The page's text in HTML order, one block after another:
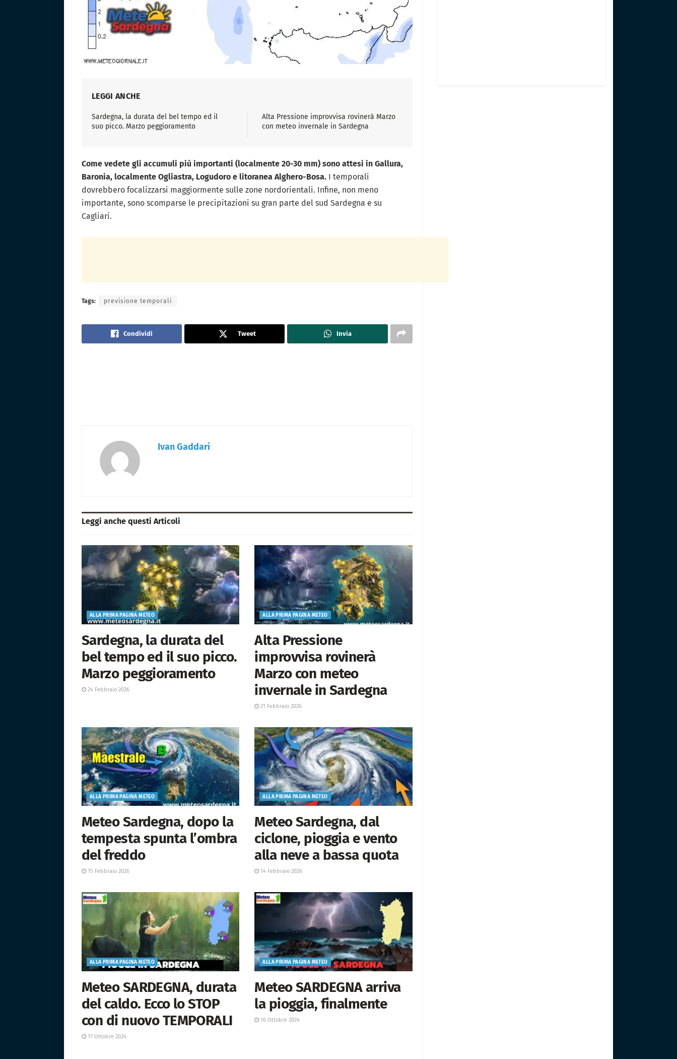
LEGGI ANCHE
Sardegna, la durata del bel tempo ed il
suo picco. Marzo peggioramento
Alta Pressione improvvisa rovinerà Marzo
con meteo invernale in Sardegna
Come vedete gli accumuli più importanti (localmente 20-30 mm) sono attesi in Gallura,
Baronia, localmente Ogliastra, Logudoro e litoranea Alghero-Bosa. I temporali
dovrebbero focalizzarsi maggiormente sulle zone nordorientali. Infine, non meno
importante, sono scomparse le precipitazioni su gran parte del sud Sardegna e su
Cagliari.
Tags: previsione temporali
Condividi Tweet Invia
Ivan Gaddari
Leggi anche questi Articoli
ALLA PRIMA PAGINA METEO
Sardegna, la durata del
bel tempo ed il suo picco.
Marzo peggioramento
24 Febbraio 2026
ALLA PRIMA PAGINA METEO
Alta Pressione
improvvisa rovinerà
Marzo con meteo
invernale in Sardegna
21 Febbraio 2026
ALLA PRIMA PAGINA METEO
Meteo Sardegna, dopo la
tempesta spunta l’ombra
del freddo
15 Febbraio 2026
ALLA PRIMA PAGINA METEO
Meteo Sardegna, dal
ciclone, pioggia e vento
alla neve a bassa quota
14 Febbraio 2026
ALLA PRIMA PAGINA METEO
Meteo SARDEGNA, durata
del caldo. Ecco lo STOP
con di nuovo TEMPORALI
17 Ottobre 2024
ALLA PRIMA PAGINA METEO
Meteo SARDEGNA arriva
la pioggia, finalmente
16 Ottobre 2024